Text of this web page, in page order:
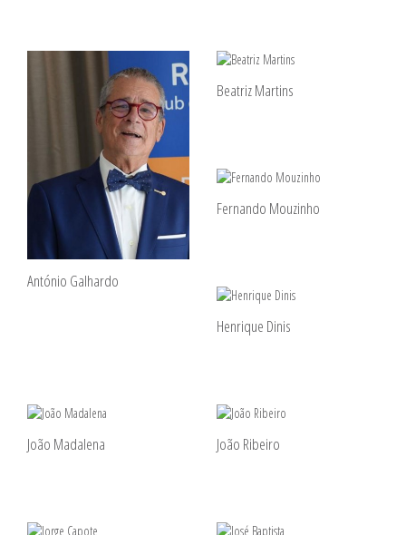
António Galhardo
Beatriz Martins
Fernando Mouzinho
Henrique Dinis
João Madalena João Ribeiro